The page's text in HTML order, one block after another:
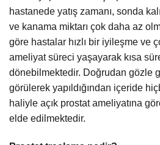
hastanede yatış zamanı, sonda
ve kanama miktarı çok daha az
göre hastalar hızlı bir iyileşme ve
ameliyat süreci yaşayarak kısa
dönebilmektedir. Doğrudan gözle
görülerek yapıldığından içeride
haliyle açık prostat ameliyatına
elde edilmektedir.